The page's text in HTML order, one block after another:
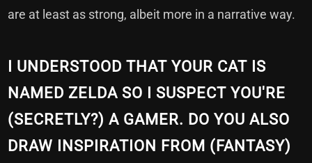
are at least as strong, albeit more in a narrative way.
I UNDERSTOOD THAT YOUR CAT IS
NAMED ZELDA SO I SUSPECT YOU'RE
(SECRETLY?) A GAMER. DO YOU ALSO
DRAW INSPIRATION FROM (FANTASY)